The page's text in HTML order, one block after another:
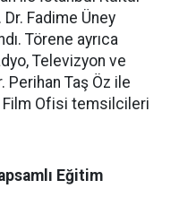
Fadime Üney
Törene ayrıca
Televizyon ve
Perihan Taş Öz ile
Ofisi temsilcileri
Eğitim